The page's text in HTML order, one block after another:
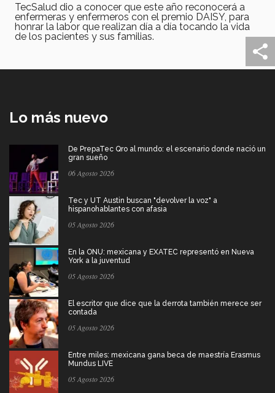
TecSalud dio a conocer que este año reconocerá a
enfermeras y enfermeros con el premio DAISY, para
honrar la labor que realizan día a día tocando la vida
de los pacientes y sus familias.
Lo más nuevo
De PrepaTec Qro al mundo: el escenario donde nació un
gran sueño
06 Agosto 2026
Tec y UT Austin buscan "devolver la voz" a
hispanohablantes con afasia
05 Agosto 2026
En la ONU: mexicana y EXATEC representó en Nueva
York a la juventud
05 Agosto 2026
El escritor que dice que la derrota también merece ser
contada
05 Agosto 2026
Entre miles: mexicana gana beca de maestría Erasmus
Mundus LIVE
05 Agosto 2026